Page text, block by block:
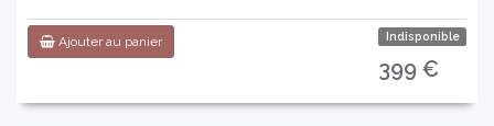
Ajouter au panier Indisponible
399 €